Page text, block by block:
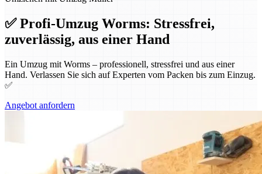
✅ Profi-Umzug Worms: Stressfrei,
zuverlässig, aus einer Hand
Ein Umzug mit Worms – professionell, stressfrei und aus einer
Hand. Verlassen Sie sich auf Experten vom Packen bis zum Einzug.
✅
Angebot anfordern